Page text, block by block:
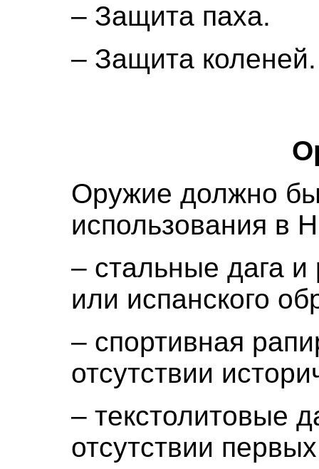
– Защита паха.
– Защита коленей.
Оружие должно
использования в
– стальные дага и
или испанского
– спортивная
отсутствии
– текстолитовые
отсутствии